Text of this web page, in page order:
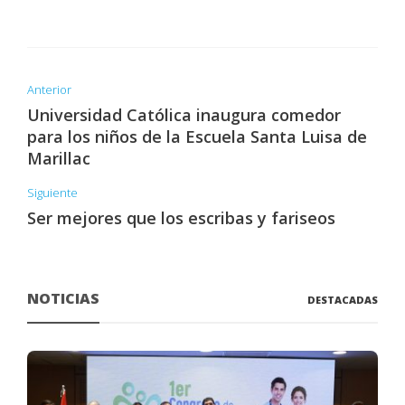
Anterior
Universidad Católica inaugura comedor
para los niños de la Escuela Santa Luisa de
Marillac
Siguiente
Ser mejores que los escribas y fariseos
NOTICIAS DESTACADAS